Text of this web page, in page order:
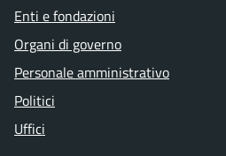
Enti e fondazioni
Organi di governo
Personale amministrativo
Politici
Uffici